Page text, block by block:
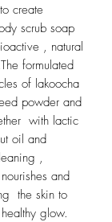
create
scrub soap
, natural
formulated
of lakoocha
powder and
with lactic
oil and
,
and
the skin to
glow.